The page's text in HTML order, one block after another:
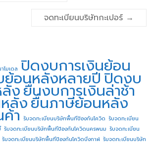
จดทะเบียนบริษัทกะเปอร์ →
โมเดล ปิดงบการเงินย้อน
อนหลังหลายปี ปิดงบ
งยื่นงบการเงินล่าช้า
ลังยื่นภาษีย้อนหลัง
า รับจดทะเบียนบริษัทพื้นทีป้องกันโควิด รับจดทะเบียน
รับจดทะเบียนบริษัทพื้นทีป้องกันโควิดนครพนม รับจดทะเบียน
รับจดทะเบียนบริษัทพื้นทีป้องกันโควิดบึงกาฬ รับจดทะเบียนบริษัท